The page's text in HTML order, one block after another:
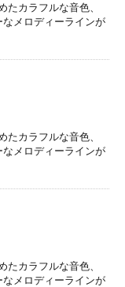
カラフルな音色、
メロディーラインが
カラフルな音色、
メロディーラインが
カラフルな音色、
メロディーラインが